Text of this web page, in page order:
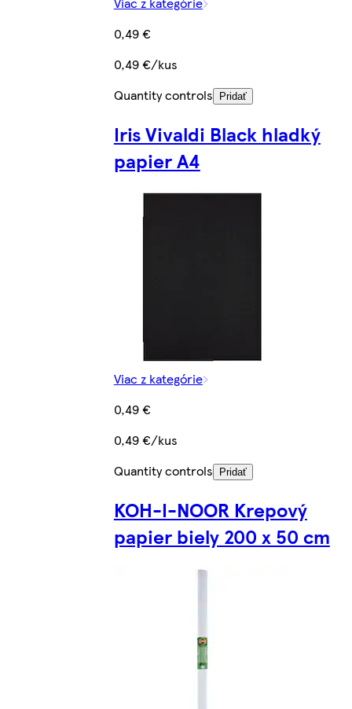
0,49 €
0,49 €/kus
Quantity controls
Pridať
Iris Vivaldi Black hladký
papier A4
Viac z kategórie
0,49 €
0,49 €/kus
Quantity controls
Pridať
KOH-I-NOOR Krepový
papier biely 200 x 50 cm